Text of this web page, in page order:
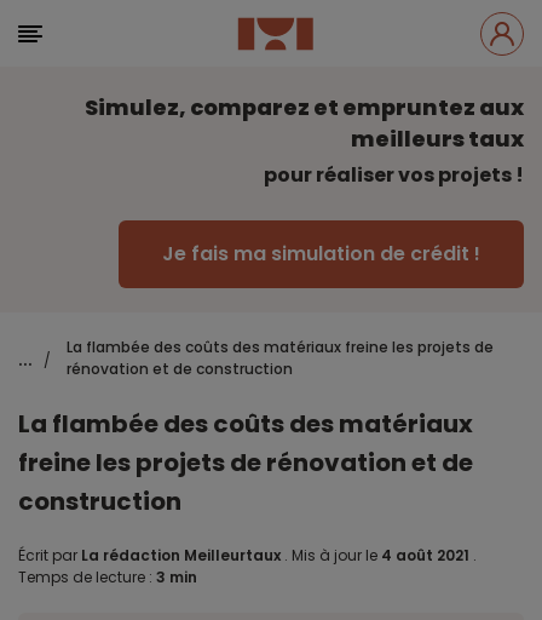
Simulez, comparez et empruntez aux
meilleurs taux
pour réaliser vos projets !
Je fais ma simulation de crédit !
... /
La flambée des coûts des matériaux freine les projets de
rénovation et de construction
La flambée des coûts des matériaux
freine les projets de rénovation et de
construction
Écrit par La rédaction Meilleurtaux . Mis à jour le 4 août 2021 .
Temps de lecture : 3 min